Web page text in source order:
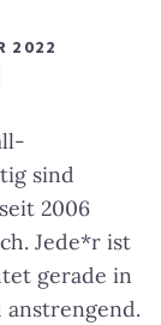
2022
sind
2006
Jede*r ist
gerade in